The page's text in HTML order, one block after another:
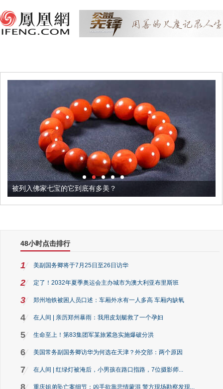
被列入佛家七宝的它到底有多美？
48小时点击排行
1 美副国务卿将于7月25日至26日访华
2 定了！2032年夏季奥运会主办城市为澳大利亚布里斯班
3 郑州地铁被困人员口述：车厢外水有一人多高 车厢内缺氧
4 在人间 | 亲历郑州暴雨：我用皮划艇救了一个孕妇
5 生命至上！第83集团军某旅紧急实施爆破分洪
6 美国常务副国务卿访华为何选在天津？外交部：两个原因
7 在人间 | 红绿灯被淹后，小男孩在路口指路，7位摄影师...
8 重庆姐弟坠亡案细节：凶手欲靠悲情蒙混 警方现场勘察发现...